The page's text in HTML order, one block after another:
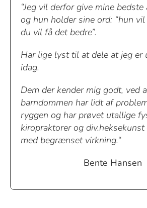
“Jeg vil derfor give mine
og hun holder sine ord: “hun
du vil få det bedre”.
Har lige lyst til at dele at jeg er
idag.
Dem der kender mig godt, ved
barndommen har lidt af
ryggen og har prøvet utallige
kiropraktorer og
med begrænset virkning.“
Bente Hansen